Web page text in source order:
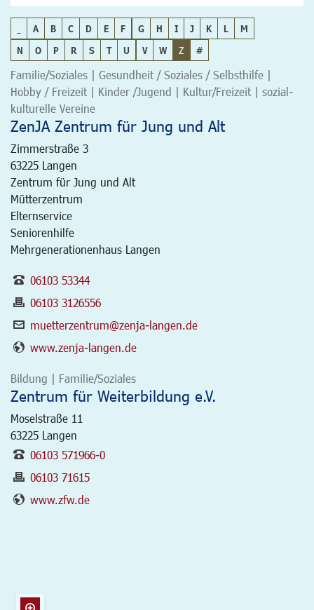
A B C D E F G H I J K L
M
N
O P R S T U V W Z #
Familie/Soziales | Gesundheit / Soziales / Selbsthilfe |
Hobby / Freizeit | Kinder /Jugend | Kultur/Freizeit | sozial-
kulturelle Vereine
ZenJA Zentrum für Jung und Alt
Zimmerstraße 3
63225 Langen
Zentrum für Jung und Alt
Mütterzentrum
Elternservice
Seniorenhilfe
Mehrgenerationenhaus Langen
06103 53344
06103 3126556
muetterzentrum@zenja-langen.de
www.zenja-langen.de
Bildung | Familie/Soziales
Zentrum für Weiterbildung e.V.
Moselstraße 11
63225 Langen
06103 571966-0
06103 71615
www.zfw.de